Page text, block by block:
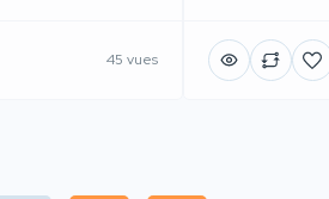
45 vues